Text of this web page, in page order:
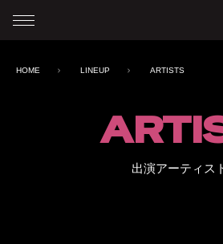
HOME LINEUP ARTISTS
出演アーティス